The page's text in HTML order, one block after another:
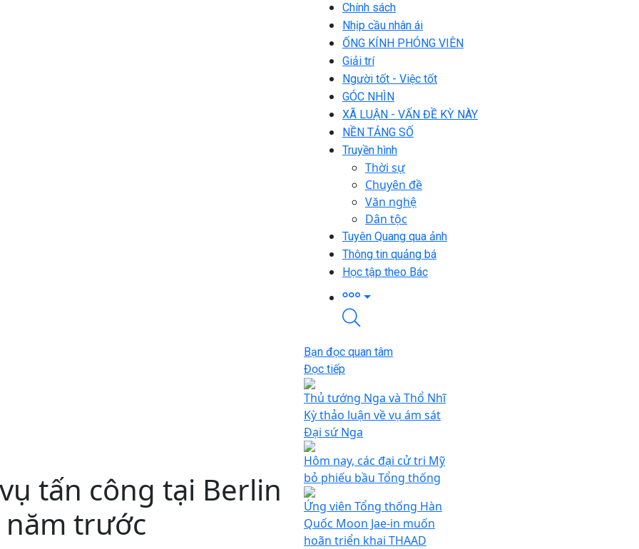
Chính sách
Nhịp cầu nhân ái
ỐNG KÍNH PHÓNG VIÊN
Giải trí
Người tốt - Việc tốt
GÓC NHÌN
XÃ LUẬN - VẤN ĐỀ KỲ NÀY
NỀN TẢNG SỐ
Truyền hình
Thời sự
Chuyên đề
Văn nghệ
Dân tộc
Tuyên Quang qua ảnh
Thông tin quảng bá
Học tập theo Bác
tấn công tại Berlin
năm trước
Bạn đọc quan tâm
Đọc tiếp
Thủ tướng Nga và Thổ Nhĩ
Kỳ thảo luận về vụ ám sát
Đại sứ Nga
Hôm nay, các đại cử tri Mỹ
bỏ phiếu bầu Tổng thống
Ứng viên Tổng thống Hàn
Quốc Moon Jae-in muốn
hoãn triển khai THAAD